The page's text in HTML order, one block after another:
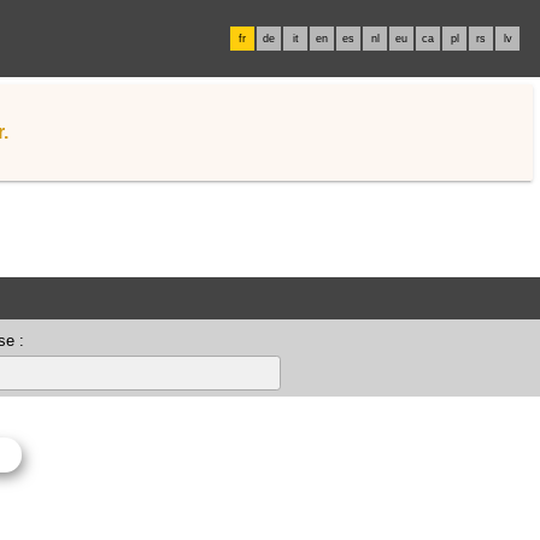
fr de it en es nl eu ca pl rs lv
: